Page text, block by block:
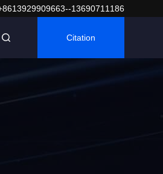
13690711186
Citation